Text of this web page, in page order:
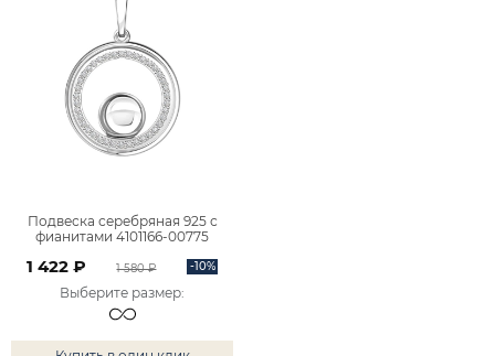
Подвеска серебряная 925 с
фианитами 4101166-00775
1 422 ₽ 1 580 ₽ -10%
Выберите размер: